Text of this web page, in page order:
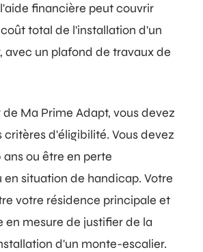
financière peut couvrir
total de l'installation d'un
avec un plafond de travaux de
Ma Prime Adapt, vous devez
d'éligibilité. Vous devez
ans ou être en perte
situation de handicap. Votre
votre résidence principale et
en mesure de justifier de la
d'un monte-escalier.